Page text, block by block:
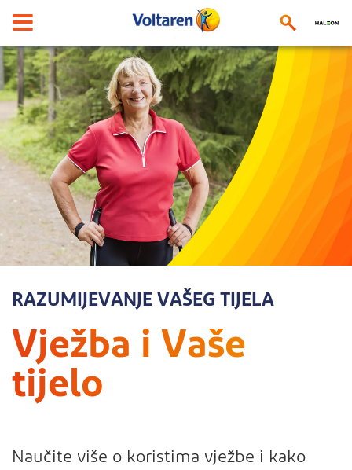
RAZUMIJEVANJE VAŠEG TIJELA
Vježba i Vaše
tijelo
Naučite više o koristima vježbe i kako